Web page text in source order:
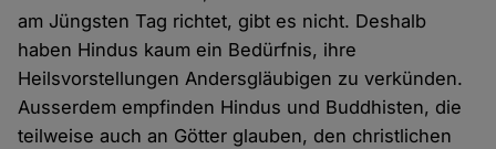
am Jüngsten Tag richtet, gibt es nicht. Deshalb
haben Hindus kaum ein Bedürfnis, ihre
Heilsvorstellungen Andersgläubigen zu verkünden.
Ausserdem empfinden Hindus und Buddhisten, die
teilweise auch an Götter glauben, den christlichen